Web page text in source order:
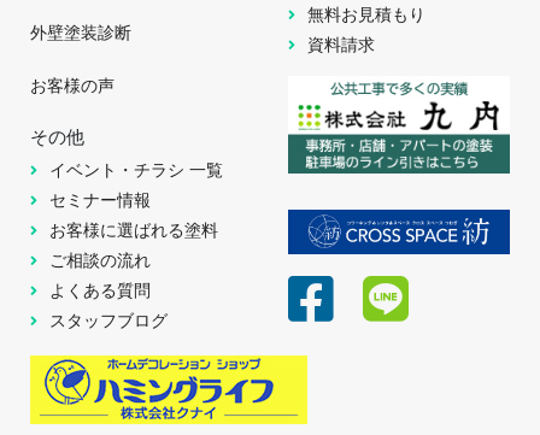
外壁塗装診断
お客様の声
その他
イベント・チラシ 一覧
セミナー情報
お客様に選ばれる塗料
ご相談の流れ
よくある質問
スタッフブログ
無料お見積もり
資料請求